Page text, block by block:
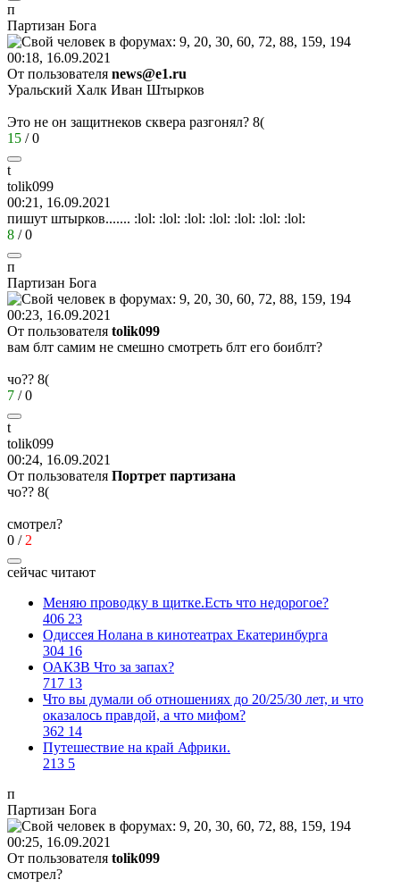
п
Партизан Бога
00:18, 16.09.2021
От пользователя news@e1.ru
Уральский Халк Иван Штырков
Это не он защитнеков сквера разгонял? 8(
15 /0
t
tolik099
00:21, 16.09.2021
пишут штырков....... :lol: :lol: :lol: :lol: :lol: :lol: :lol:
8 /0
п
Партизан Бога
00:23, 16.09.2021
От пользователя tolik099
вам блт самим не смешно смотреть блт его боиблт?
чо?? 8(
7 /0
t
tolik099
00:24, 16.09.2021
От пользователя Портрет партизана
чо?? 8(
смотрел?
0 / 2
сейчас читают
Меняю проводку в щитке.Есть что недорогое?
406 23
Одиссея Нолана в кинотеатрах Екатеринбурга
304 16
ОАКЗВ Что за запах?
717 13
Что вы думали об отношениях до 20/25/30 лет, и что
оказалось правдой, а что мифом?
362 14
Путешествие на край Африки.
213 5
п
Партизан Бога
00:25, 16.09.2021
От пользователя tolik099
смотрел?